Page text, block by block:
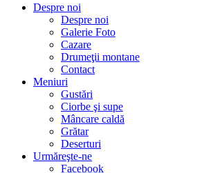
Despre noi
Despre noi
Galerie Foto
Cazare
Drumeţii montane
Contact
Meniuri
Gustări
Ciorbe şi supe
Mâncare caldă
Grătar
Deserturi
Urmăreşte-ne
Facebook